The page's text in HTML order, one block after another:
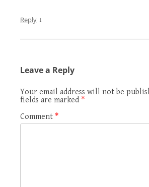
Reply ↓
Leave a Reply
Your email address will not be
fields are marked *
Comment *